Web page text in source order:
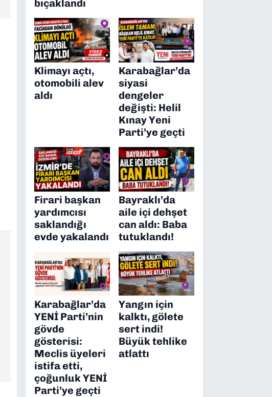
bıçaklandı
Klimayı açtı,
otomobili alev
aldı
Karabağlar’da
siyasi
dengeler
değişti: Helil
Kınay Yeni
Parti’ye geçti
Firari başkan
yardımcısı
saklandığı
evde yakalandı
Bayraklı’da
aile içi dehşet
can aldı: Baba
tutuklandı!
Karabağlar’da
YENİ Parti’nin
gövde
gösterisi:
Meclis üyeleri
istifa etti,
çoğunluk YENİ
Parti’ye geçti
Yangın için
kalktı, gölete
sert indi!
Büyük tehlike
atlattı